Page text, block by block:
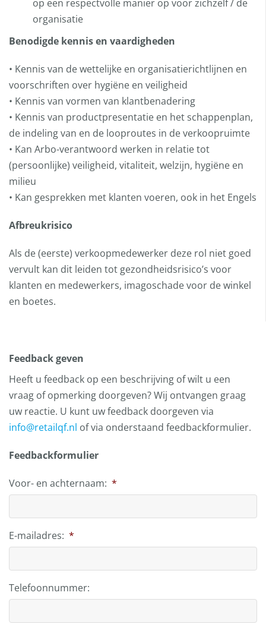
op een respectvolle manier op voor zichzelf / de
organisatie
Benodigde kennis en vaardigheden
• Kennis van de wettelijke en organisatierichtlijnen en
voorschriften over hygiëne en veiligheid
• Kennis van vormen van klantbenadering
• Kennis van productpresentatie en het schappenplan,
de indeling van en de looproutes in de verkoopruimte
• Kan Arbo-verantwoord werken in relatie tot
(persoonlijke) veiligheid, vitaliteit, welzijn, hygiëne en
milieu
• Kan gesprekken met klanten voeren, ook in het Engels
Afbreukrisico
Als de (eerste) verkoopmedewerker deze rol niet goed
vervult kan dit leiden tot gezondheidsrisico’s voor
klanten en medewerkers, imagoschade voor de winkel
en boetes.
Feedback geven
Heeft u feedback op een beschrijving of wilt u een
vraag of opmerking doorgeven? Wij ontvangen graag
uw reactie. U kunt uw feedback doorgeven via
info@retailqf.nl of via onderstaand feedbackformulier.
Feedbackformulier
Voor- en achternaam: *
E-mailadres: *
Telefoonnummer: